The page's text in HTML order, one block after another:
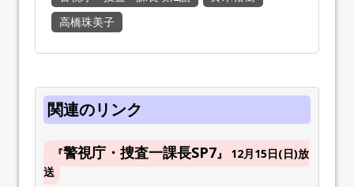
高橋珠美子
関連のリンク
『警視庁・捜査一課長SP7』
12月15日(日)放
送